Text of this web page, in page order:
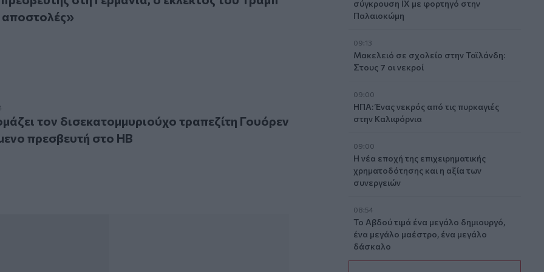
αποστολές»
τον δισεκατομμυριούχο τραπεζίτη Γουόρεν Στίβενς επόμενο πρεσβευτή στο ΗΒ
τον δισεκατομμυριούχο τραπεζίτη Γουόρεν
πρεσβευτή στο ΗΒ
σύγκρουση ΙΧ με φορτηγό στην
Παλαιοκώμη
09:13
Μακελειό σε σχολείο στην Ταϊλάνδη:
Στους 7 οι νεκροί
09:00
ΗΠΑ: Ένας νεκρός από τις πυρκαγιές
στην Καλιφόρνια
09:00
Η νέα εποχή της επιχειρηματικής
χρηματοδότησης και η αξία των
συνεργειών
08:54
Το Αβδού τιμά ένα μεγάλο δημιουργό,
ένα μεγάλο μαέστρο, ένα μεγάλο
δάσκαλο